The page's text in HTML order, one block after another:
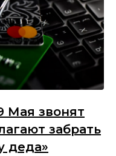
Мая звонят
забрать
деда»